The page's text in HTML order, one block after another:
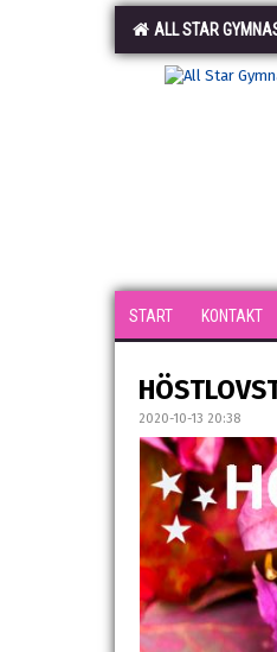
ALL STAR
START KONTAKT
2020-10-13 20:38